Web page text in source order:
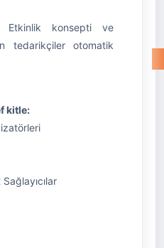
Etkinlik konsepti ve
tedarikçiler otomatik
kitle: